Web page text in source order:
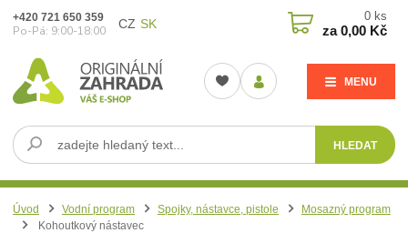
CZ SK
MENU
HLEDAT
+420 721 650 359
Po-Pá: 9:00-18:00
0 ks
za0,00 Kč
Úvod Vodní program Spojky, nástavce, pistole
Mosazný program
Kohoutkový nástavec